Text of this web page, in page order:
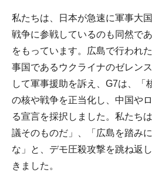
私たちは、日本が急速に軍事大
戦争に参戦しているのも同然で
をもっています。広島で行われ
事国であるウクライナのゼレン
して軍事援助を訴え、G7は、「
の核や戦争を正当化し、中国や
る宣言を採択しました。私たち
議そのものだ」、「広島を踏み
な」と、デモ圧殺攻撃を跳ね返
きました。